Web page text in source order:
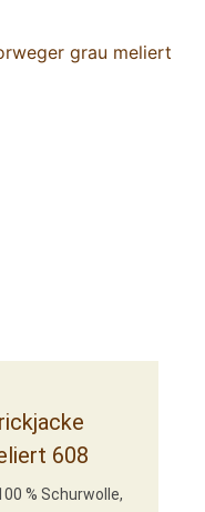
608
% Schurwolle,